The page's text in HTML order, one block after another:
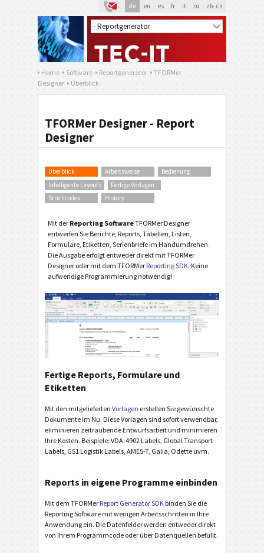
de en es fr it ru zh-cn
Home Software Reportgenerator
TFORMer
Designer
Überblick
TFORMer Designer - Report
Designer
Überblick Arbeitsweise
Bedienung
Intelligente Layouts
Fertige Vorlagen
Strichcodes
History
Mit der Reporting SoftwareTFORMer Designer
entwerfen Sie Berichte, Reports, Tabellen, Listen,
Formulare, Etiketten, Serienbriefe im Handumdrehen.
Die Ausgabe erfolgt entweder direkt mit TFORMer
Designer oder mit dem TFORMer Reporting SDK. Keine
aufwendige Programmierung notwendig!
Fertige Reports, Formulare und
Etiketten
Mit den mitgelieferten Vorlagen erstellen Sie gewünschte
Dokumente im Nu. Diese Vorlagen sind sofort verwendbar,
eliminieren zeitraubende Entwurfsarbeit und minimieren
Ihre Kosten. Beispiele: VDA-4902 Labels, Global Transport
Labels, GS1 Logistik Labels, AMES-T, Galia, Odette uvm.
Reports in eigene Programme einbinden
Mit dem TFORMer Report Generator SDK binden Sie die
Reporting Software mit wenigen Arbeitsschritten in Ihre
Anwendung ein. Die Datenfelder werden entweder direkt
von Ihrem Programmcode oder über Datenquellen befüllt.